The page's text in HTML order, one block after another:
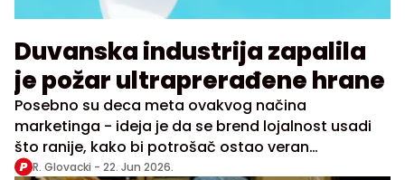
Duvanska industrija zapalila
je požar ultraprerađene hrane
Posebno su deca meta ovakvog načina
marketinga - ideja je da se brend lojalnost usadi
što ranije, kako bi potrošač ostao veran
proizvodima ceo život
R. Glovacki - 22. Jun 2026.